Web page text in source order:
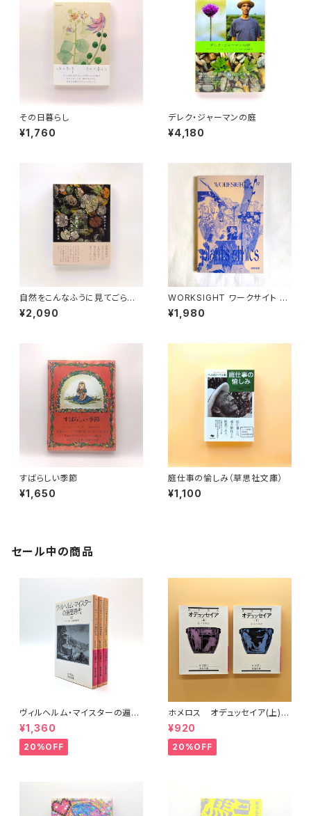
その日暮らし
¥1,760
デレク・ジャーマンの庭
¥4,180
自然をこんなふうに見てごら
ん 宮澤賢治のことば
¥2,090
WORKSIGHT ワークサイト 17
号
¥1,980
すばらしい季節
¥1,650
庭仕事の愉しみ（草思社文庫）
¥1,100
セール中の商品
ヴィルヘルム・マイスターの遍歴
時代 (上)(中)(下)（岩波文庫）
¥1,360
20%OFF
ホメロス オデュッセイア(上)
(下) （岩波文庫）
¥920
20%OFF